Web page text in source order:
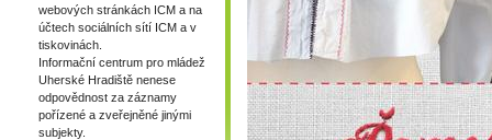
webových stránkách ICM a na
účtech sociálních sítí ICM a v
tiskovinách.
Informační centrum pro mládež
Uherské Hradiště nenese
odpovědnost za záznamy
pořízené a zveřejněné jinými
subjekty.